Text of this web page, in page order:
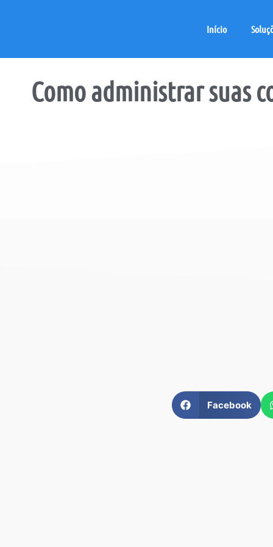
Início
Como administrar suas
Facebook